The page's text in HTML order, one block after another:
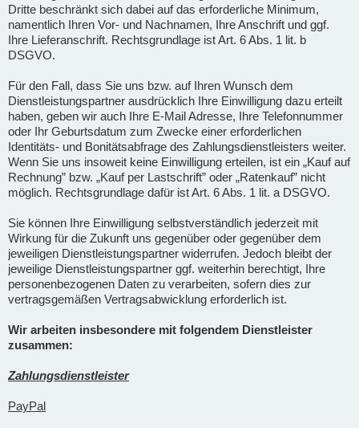
Dritte beschränkt sich dabei auf das erforderliche Minimum,
namentlich Ihren Vor- und Nachnamen, Ihre Anschrift und ggf.
Ihre Lieferanschrift. Rechtsgrundlage ist Art. 6 Abs. 1 lit. b
DSGVO.
Für den Fall, dass Sie uns bzw. auf Ihren Wunsch dem
Dienstleistungspartner ausdrücklich Ihre Einwilligung dazu erteilt
haben, geben wir auch Ihre E-Mail Adresse, Ihre Telefonnummer
oder Ihr Geburtsdatum zum Zwecke einer erforderlichen
Identitäts- und Bonitätsabfrage des Zahlungsdienstleisters weiter.
Wenn Sie uns insoweit keine Einwilligung erteilen, ist ein „Kauf auf
Rechnung” bzw. „Kauf per Lastschrift” oder „Ratenkauf” nicht
möglich. Rechtsgrundlage dafür ist Art. 6 Abs. 1 lit. a DSGVO.
Sie können Ihre Einwilligung selbstverständlich jederzeit mit
Wirkung für die Zukunft uns gegenüber oder gegenüber dem
jeweiligen Dienstleistungspartner widerrufen. Jedoch bleibt der
jeweilige Dienstleistungspartner ggf. weiterhin berechtigt, Ihre
personenbezogenen Daten zu verarbeiten, sofern dies zur
vertragsgemäßen Vertragsabwicklung erforderlich ist.
Wir arbeiten insbesondere mit folgendem Dienstleister
zusammen:
Zahlungsdienstleister
PayPal